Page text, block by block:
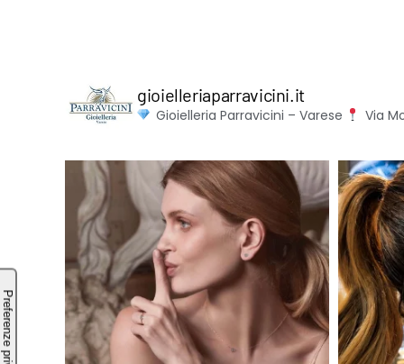
gioielleriaparravicini.it
Gioielleria Parravicini – Varese Via